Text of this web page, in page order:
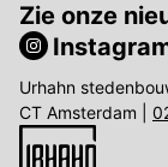
Zie onze
Urhahn
CT Amsterdam |